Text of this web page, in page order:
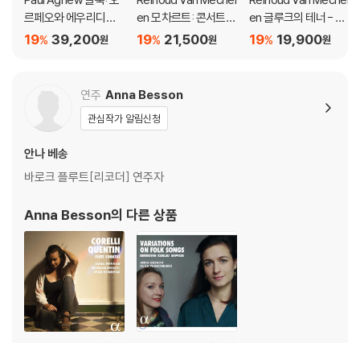
르페오와 에우리디체
(Gluck: Orphee Et E
39,200원
19%
en 모차르트: 콘서트
아리아 (Mozart: Con
21,500원
19%
en 글루크의 테너 - 르
그로스를 위한 아리아
19,900원
19%
연주 Anna Besson
관심작가 알림신청
안나 베송
바로크 플루트[리코더] 연주자
Anna Besson의 다른 상품